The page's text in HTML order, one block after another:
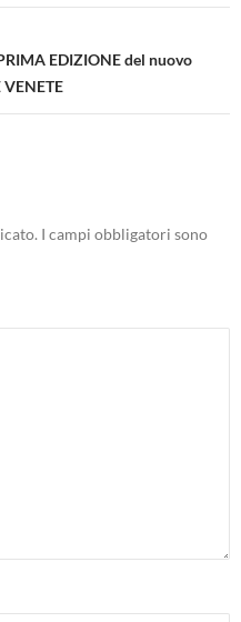
EDIZIONE del nuovo
I campi obbligatori sono